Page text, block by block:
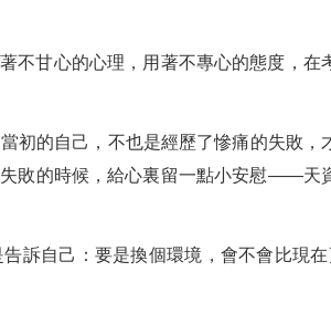
不甘心的心理，用著不專心的態度，在
初的自己，不也是經歷了慘痛的失敗，
敗的時候，給心裏留一點小安慰——天
訴自己：要是換個環境，會不會比現